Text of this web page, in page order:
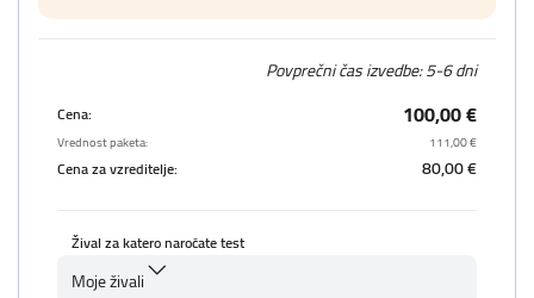
Povprečni čas izvedbe: 5-6 dni
Cena: 100,00 €
Vrednost paketa: 111,00 €
Cena za vzreditelje: 80,00 €
Žival za katero naročate test
Moje živali